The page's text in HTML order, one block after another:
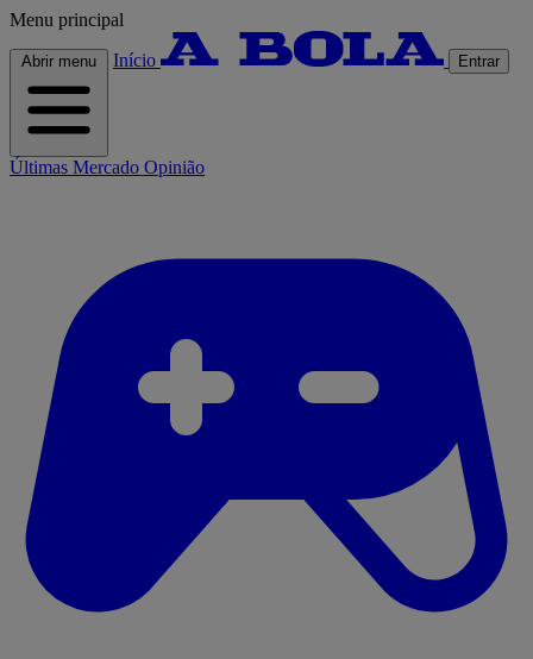
Menu principal
Abrir menu Início Entrar
Últimas Mercado Opinião